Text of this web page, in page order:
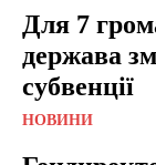
Для 7
держава
субвенції
НОВИНИ